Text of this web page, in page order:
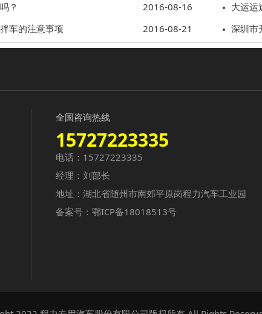
2016-08-16
？
大运运
2016-08-21
车的注意事项 深圳市
全国咨询热线
15727223335
电话：15727223335
经理：刘部长
地址：湖北省随州市南郊平原岗程力汽车工业园
备案号： 鄂ICP备18018513号